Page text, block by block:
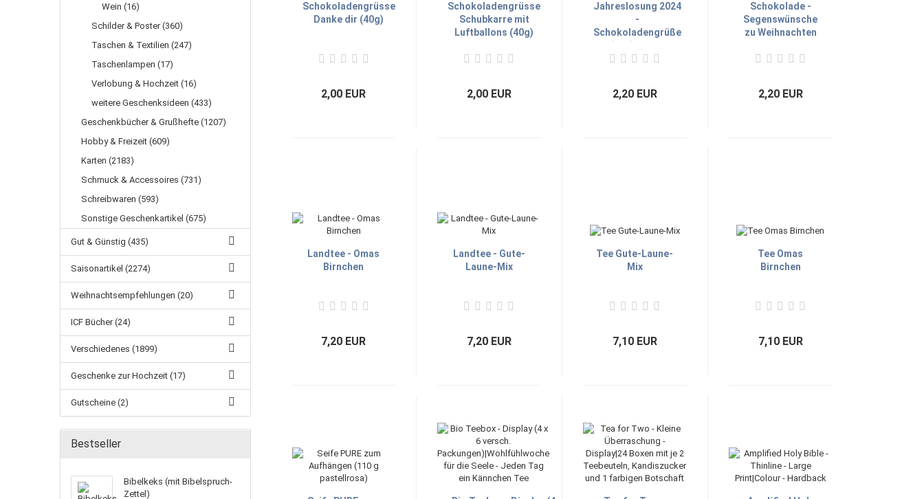
Schokoladengrüsse
Danke dir (40g)
2,00 EUR
Schokoladengrüsse
Schubkarre mit
Luftballons (40g)
2,00 EUR
Jahreslosung 2024
-
Schokoladengrüße
2,20 EUR
Schokolade -
Segenswünsche
zu Weihnachten
2,20 EUR
Landtee - Omas
Birnchen
7,20 EUR
Landtee - Gute-
Laune-Mix
7,20 EUR
Tee Gute-Laune-
Mix
7,10 EUR
Tee Omas
Birnchen
7,10 EUR
Wein (16)
Schilder & Poster (360)
Taschen & Textilien (247)
Taschenlampen (17)
Verlobung & Hochzeit (16)
weitere Geschenksideen (433)
Geschenkbücher & Grußhefte (1207)
Hobby & Freizeit (609)
Karten (2183)
Schmuck & Accessoires (731)
Schreibwaren (593)
Sonstige Geschenkartikel (675)
Gut & Günstig (435)
Saisonartikel (2274)
Weihnachtsempfehlungen (20)
ICF Bücher (24)
Verschiedenes (1899)
Geschenke zur Hochzeit (17)
Gutscheine (2)
Bestseller
Bibelkeks (mit Bibelspruch-
Zettel)